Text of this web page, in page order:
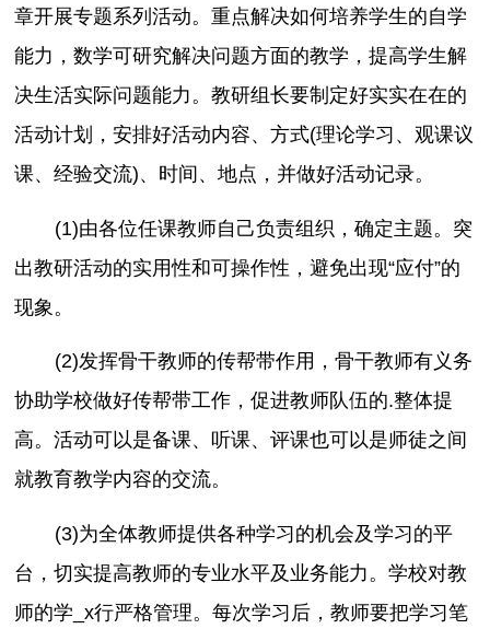
章开展专题系列活动。重点解决如何培养学生的自学
能力，数学可研究解决问题方面的教学，提高学生解
决生活实际问题能力。教研组长要制定好实实在在的
活动计划，安排好活动内容、方式(理论学习、观课议
课、经验交流)、时间、地点，并做好活动记录。
(1)由各位任课教师自己负责组织，确定主题。突
出教研活动的实用性和可操作性，避免出现“应付”的
现象。
(2)发挥骨干教师的传帮带作用，骨干教师有义务
协助学校做好传帮带工作，促进教师队伍的.整体提
高。活动可以是备课、听课、评课也可以是师徒之间
就教育教学内容的交流。
(3)为全体教师提供各种学习的机会及学习的平
台，切实提高教师的专业水平及业务能力。学校对教
师的学_x行严格管理。每次学习后，教师要把学习笔